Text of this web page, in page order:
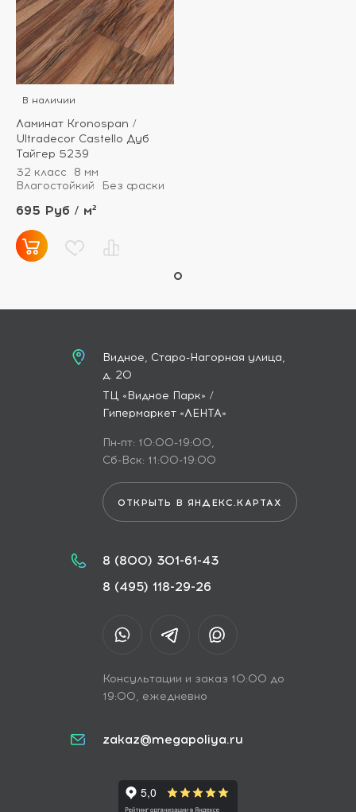
В наличии
Ламинат Kronospan /
Ultradecor Castello Дуб
Тайгер 5239
32 класс
8 мм
Влагостойкий
Без фаски
695 Руб / м²
Видное, Старо-Нагорная улица,
д. 20
ТЦ «Видное Парк» /
Гипермаркет «ЛЕНТА»
Пн-пт: 10:00-19:00,
Сб-Вск: 11:00-19:00
ОТКРЫТЬ В ЯНДЕКС.КАРТАХ
8 (800) 301-61-43
8 (495) 118-29-26
Консультации и заказ 10:00 до
19:00, ежедневно
zakaz@megapoliya.ru